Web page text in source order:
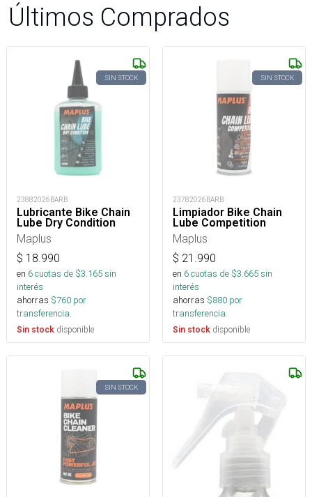
Últimos Comprados
SIN STOCK
23882026BARB
Lubricante Bike Chain
Lube Dry Condition
Maplus
$ 18.990
en 6cuotas de $3.165sin
interés
ahorras $760 por
transferencia.
Sin stock disponible
SIN STOCK
23782026BARB
Limpiador Bike Chain
Lube Competition
Maplus
$ 21.990
en 6cuotas de $3.665sin
interés
ahorras $880 por
transferencia.
Sin stock disponible
SIN STOCK